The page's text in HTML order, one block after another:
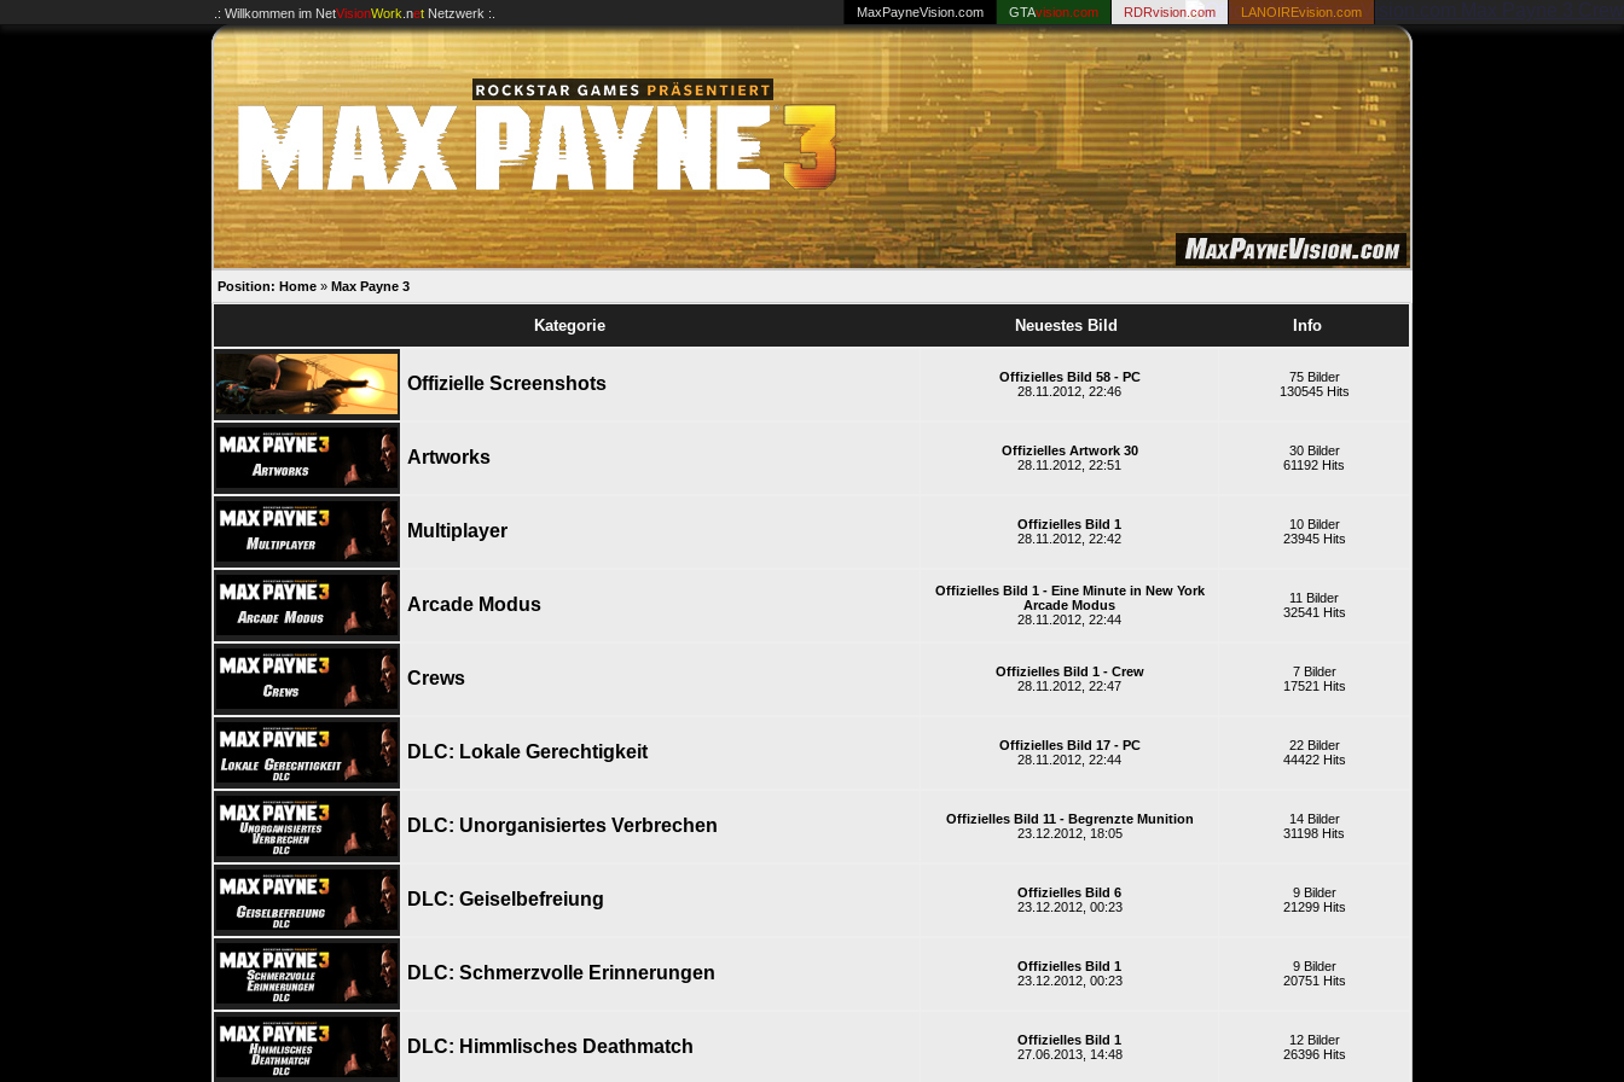
.: Willkommen im NetVisionWork .net Netzwerk :. MaxPayneVision.com GTAvision.com RDRvision.com LANOIREvision.com
Position: Home » Max Payne 3
Kategorie Neuestes Bild Info
Offizielle Screenshots
Offizielles Bild 58 - PC
28.11.2012, 22:46
75 Bilder
130545 Hits
Artworks
Offizielles Artwork 30
28.11.2012, 22:51
30 Bilder
61192 Hits
Multiplayer
Offizielles Bild 1
28.11.2012, 22:42
10 Bilder
23945 Hits
Arcade Modus
Offizielles Bild 1 - Eine Minute in New York
Arcade Modus
28.11.2012, 22:44
11 Bilder
32541 Hits
Crews
Offizielles Bild 1 - Crew
28.11.2012, 22:47
7 Bilder
17521 Hits
DLC: Lokale Gerechtigkeit
Offizielles Bild 17 - PC
28.11.2012, 22:44
22 Bilder
44422 Hits
DLC: Unorganisiertes Verbrechen
Offizielles Bild 11 - Begrenzte Munition
23.12.2012, 18:05
14 Bilder
31198 Hits
DLC: Geiselbefreiung
Offizielles Bild 6
23.12.2012, 00:23
9 Bilder
21299 Hits
DLC: Schmerzvolle Erinnerungen
Offizielles Bild 1
23.12.2012, 00:23
9 Bilder
20751 Hits
DLC: Himmlisches Deathmatch
Offizielles Bild 1
27.06.2013, 14:48
12 Bilder
26396 Hits